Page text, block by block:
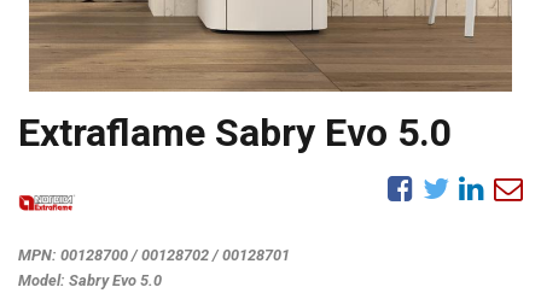
Extraflame Sabry Evo 5.0
MPN: 00128700 / 00128702 / 00128701
Model: Sabry Evo 5.0